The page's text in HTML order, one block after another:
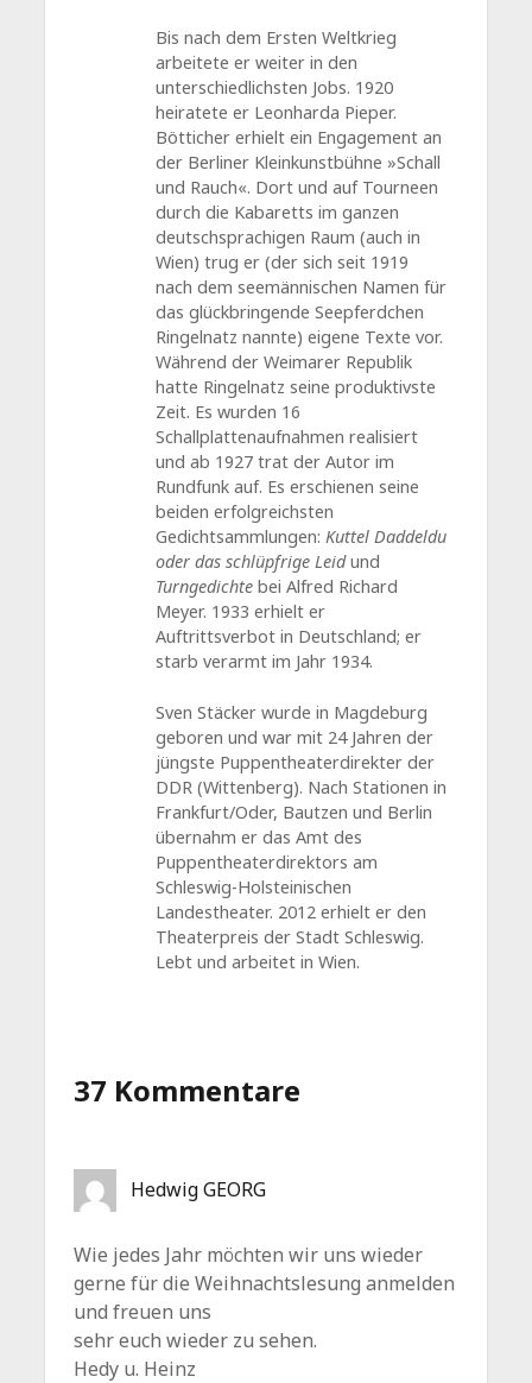
Bis nach dem Ersten Weltkrieg
arbeitete er weiter in den
unterschiedlichsten Jobs. 1920
heiratete er Leonharda Pieper.
Bötticher erhielt ein Engagement an
der Berliner Kleinkunstbühne »Schall
und Rauch«. Dort und auf Tourneen
durch die Kabaretts im ganzen
deutschsprachigen Raum (auch in
Wien) trug er (der sich seit 1919
nach dem seemännischen Namen für
das glückbringende Seepferdchen
Ringelnatz nannte) eigene Texte vor.
Während der Weimarer Republik
hatte Ringelnatz seine produktivste
Zeit. Es wurden 16
Schallplattenaufnahmen realisiert
und ab 1927 trat der Autor im
Rundfunk auf. Es erschienen seine
beiden erfolgreichsten
Gedichtsammlungen:Kuttel Daddeldu
oder das schlüpfrige Leidund
Turngedichte bei Alfred Richard
Meyer. 1933 erhielt er
Auftrittsverbot in Deutschland; er
starb verarmt im Jahr 1934.
Sven Stäcker wurde in Magdeburg
geboren und war mit 24 Jahren der
jüngste Puppentheaterdirekter der
DDR (Wittenberg). Nach Stationen in
Frankfurt/Oder, Bautzen und Berlin
übernahm er das Amt des
Puppentheaterdirektors am
Schleswig-Holsteinischen
Landestheater. 2012 erhielt er den
Theaterpreis der Stadt Schleswig.
Lebt und arbeitet in Wien.
37 Kommentare
Hedwig GEORG
Wie jedes Jahr möchten wir uns wieder
gerne für die Weihnachtslesung anmelden
und freuen uns
sehr euch wieder zu sehen.
Hedy u. Heinz